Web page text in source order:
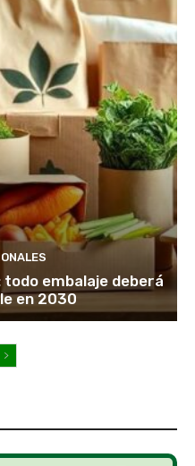
todo embalaje deberá
en 2030